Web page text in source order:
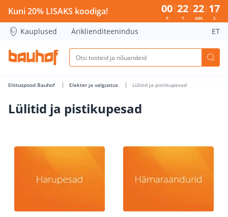
Lülitid ja pistikupesad - Bauhof has loaded
Kuni 20% LISAKS koodiga! 00
P
22
T
22
MIN
16
S
Kauplused Äriklienditeenindus ET
Ehituspood Bauhof Elekter ja valgustus Lülitid ja pistikupesad
Lülitid ja pistikupesad